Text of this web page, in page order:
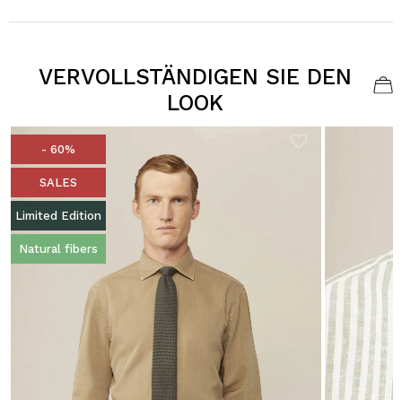
VERVOLLSTÄNDIGEN SIE DEN
LOOK
- 60%
SALES
Limited Edition
Natural fibers